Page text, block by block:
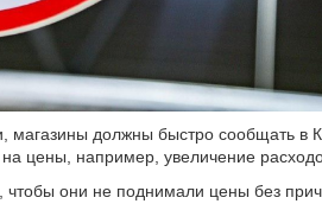
магазины должны быстро сообщать в
цены, например, увеличение
они не поднимали цены без